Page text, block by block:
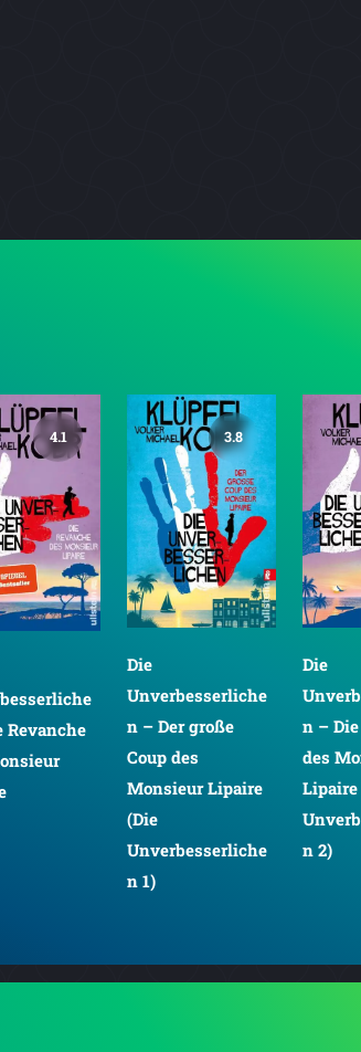
4.1
Revanche
3.8
Die
Unverbesserliche
n – Der große
Coup des
Monsieur Lipaire
(Die
Unverbesserliche
n 1)
Die
n –
des
Lipaire
n 2)